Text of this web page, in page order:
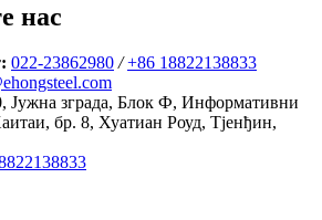
нас
022-23862980 / +86 18822138833
Јужна зграда, Блок Ф, Информативни
бр. 8, Хуатиан Роуд, Тјенђин,